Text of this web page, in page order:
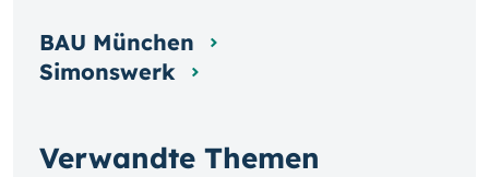
Verwandte Themen
BAU München
Simonswerk